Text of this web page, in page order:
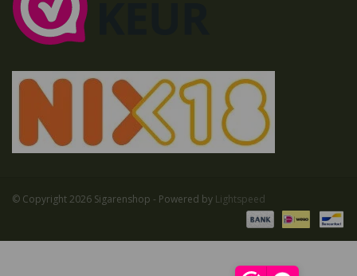
© Copyright 2026 Sigarenshop - Powered by Lightspeed